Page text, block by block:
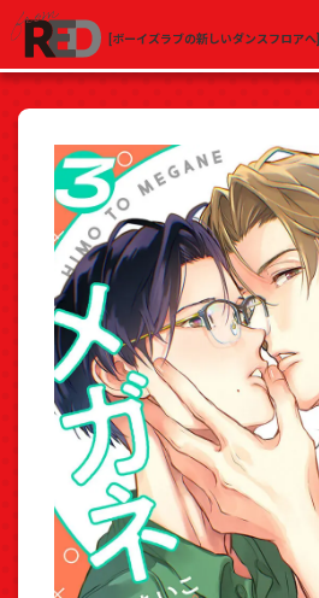
[ボーイズラブの新しいダンスフロアへ]